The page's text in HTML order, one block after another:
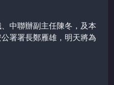
中聯辦副主任陳冬，及本
署署長鄭雁雄，明天將為